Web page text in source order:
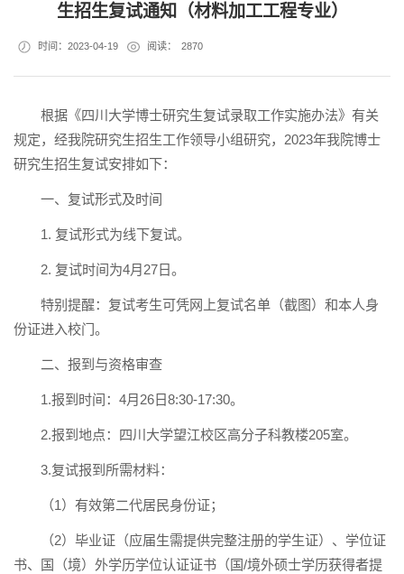
生招生复试通知（材料加工工程专业）
时间：2023-04-19 阅读： 2870
根据《四川大学博士研究生复试录取工作实施办法》有关
规定，经我院研究生招生工作领导小组研究，2023年我院博士
研究生招生复试安排如下：
一、复试形式及时间
1. 复试形式为线下复试。
2. 复试时间为4月27日。
特别提醒：复试考生可凭网上复试名单（截图）和本人身
份证进入校门。
二、报到与资格审查
1.报到时间：4月26日8:30-17:30。
2.报到地点：四川大学望江校区高分子科教楼205室。
3.复试报到所需材料：
（1）有效第二代居民身份证；
（2）毕业证（应届生需提供完整注册的学生证）、学位证
书、国（境）外学历学位认证证书（国/境外硕士学历获得者提